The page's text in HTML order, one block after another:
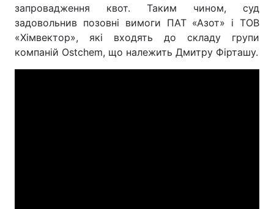
запровадження квот. Таким чином, суд
задовольнив позовні вимоги ПАТ «Азот» і ТОВ
«Хімвектор», які входять до складу групи
компаній Ostchem, що належить Дмитру Фірташу.